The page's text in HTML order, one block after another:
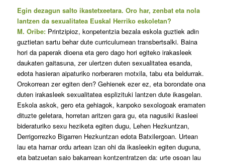
Egin dezagun salto ikastetxeetara. Oro har, zenbat eta nola
lantzen da sexualitatea Euskal Herriko eskoletan?
M. Oribe:Printzipioz, konpetentzia bezala eskola guztiek adin
guztietan sartu behar dute curriculumean transbertsalki. Baina
hori da paperak dioena eta gero dago hori egiteko irakasleek
daukaten gaitasuna, zer ulertzen duten sexualitatea esanda,
edota hasieran aipaturiko norberaren motxila, tabu eta beldurrak.
Orokorrean zer egiten den? Gehienek ezer ez, eta borondate ona
duten irakasleek sexualitatea esplizituki lantzen dute ikasgelan.
Eskola askok, gero eta gehiagok, kanpoko sexologoak eramaten
dituzte geletara, horretan aritzen gara gu, eta nagusiki ikasleei
bideraturiko sexu heziketa egiten dugu, Lehen Hezkuntzan,
Derrigorrezko Bigarren Hezkuntzan edota Batxilergoan. Urtean
lau eta hamar ordu artean izan ohi da ikasleekin egiten duguna,
eta batzuetan saio bakarrean kontzentratzen da: urte osoan lau